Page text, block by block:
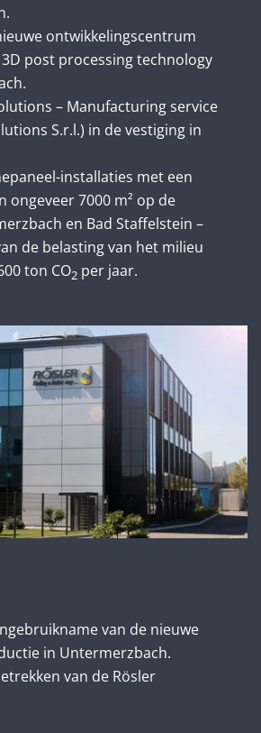
ontwikkelingscentrum
post processing technology
– Manufacturing service
S.r.l.) in de vestiging in
installaties met een
ongeveer 7000 m² op de
en Bad Staffelstein –
de belasting van het milieu
ton CO2 per jaar.
van de nieuwe
in Untermerzbach.
van de Rösler